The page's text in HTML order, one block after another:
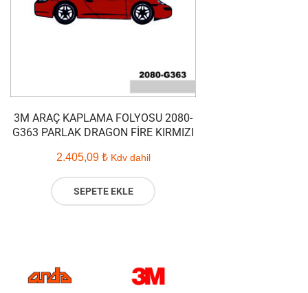
3M ARAÇ KAPLAMA FOLYOSU 2080-
G363 PARLAK DRAGON FIRE KIRMIZI
2.405,09 ₺ Kdv dahil
SEPETE EKLE